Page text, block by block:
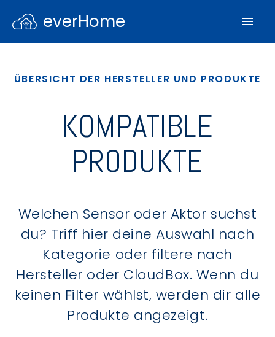
everHome
ÜBERSICHT DER HERSTELLER UND PRODUKTE
KOMPATIBLE
PRODUKTE
Welchen Sensor oder Aktor suchst
du? Triff hier deine Auswahl nach
Kategorie oder filtere nach
Hersteller oder CloudBox. Wenn du
keinen Filter wählst, werden dir alle
Produkte angezeigt.